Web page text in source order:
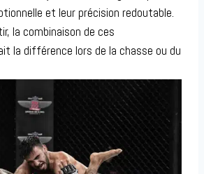
et leur précision redoutable.
la combinaison de ces
la différence lors de la chasse ou du